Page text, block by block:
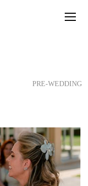
PRE-WEDDING